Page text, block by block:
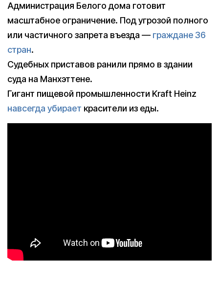
Администрация Белого дома готовит
масштабное ограничение. Под угрозой полного
или частичного запрета въезда — граждане 36
стран.
Судебных приставов ранили прямо в здании
суда на Манхэттене.
Гигант пищевой промышленности Kraft Heinz
навсегда убирает красители из еды.